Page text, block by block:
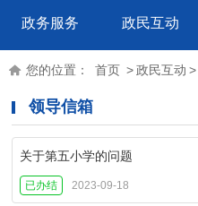
政务服务 政民互动
您的位置： 首页 >政民互动 >
领导信箱
关于第五小学的问题
已办结 2023-09-18